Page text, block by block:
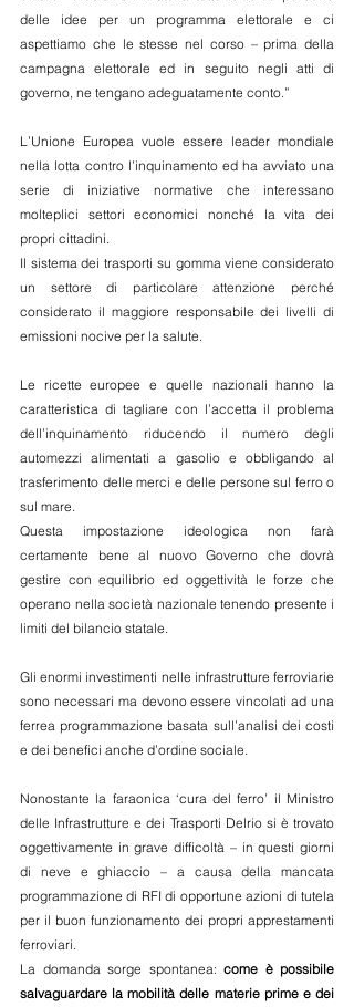
delle idee per un programma elettorale e ci
aspettiamo che le stesse nel corso – prima della
campagna elettorale ed in seguito negli atti di
governo, ne tengano adeguatamente conto.”
L’Unione Europea vuole essere leader mondiale
nella lotta contro l’inquinamento ed ha avviato una
serie di iniziative normative che interessano
molteplici settori economici nonché la vita dei
propri cittadini.
Il sistema dei trasporti su gomma viene considerato
un settore di particolare attenzione perché
considerato il maggiore responsabile dei livelli di
emissioni nocive per la salute.
Le ricette europee e quelle nazionali hanno la
caratteristica di tagliare con l’accetta il problema
dell’inquinamento riducendo il numero degli
automezzi alimentati a gasolio e obbligando al
trasferimento delle merci e delle persone sul ferro o
sul mare.
Questa impostazione ideologica non farà
certamente bene al nuovo Governo che dovrà
gestire con equilibrio ed oggettività le forze che
operano nella società nazionale tenendo presente i
limiti del bilancio statale.
Gli enormi investimenti nelle infrastrutture ferroviarie
sono necessari ma devono essere vincolati ad una
ferrea programmazione basata sull’analisi dei costi
e dei benefici anche d’ordine sociale.
Nonostante la faraonica ‘cura del ferro’ il Ministro
delle Infrastrutture e dei Trasporti Delrio si è trovato
oggettivamente in grave difficoltà – in questi giorni
di neve e ghiaccio – a causa della mancata
programmazione di RFI di opportune azioni di tutela
per il buon funzionamento dei propri apprestamenti
ferroviari.
La domanda sorge spontanea: come è possibile
salvaguardare la mobilità delle materie prime e dei